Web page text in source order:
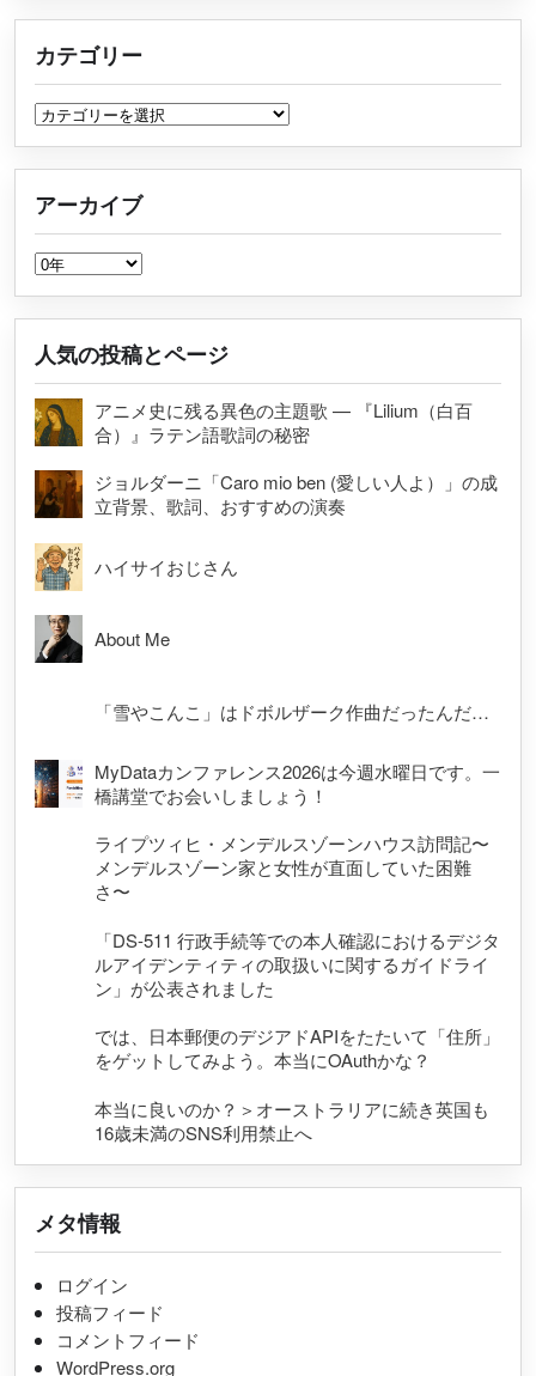
カテゴリー
カテゴリー
アーカイブ
アーカイブ
人気の投稿とページ
アニメ史に残る異色の主題歌 — 『Lilium（白百
合）』ラテン語歌詞の秘密
ジョルダーニ「Caro mio ben (愛しい人よ）」の成
立背景、歌詞、おすすめの演奏
ハイサイおじさん
About Me
「雪やこんこ」はドボルザーク作曲だったんだ…
MyDataカンファレンス2026は今週水曜日です。一
橋講堂でお会いしましょう！
ライプツィヒ・メンデルスゾーンハウス訪問記〜
メンデルスゾーン家と女性が直面していた困難
さ〜
「DS-511 行政手続等での本人確認におけるデジタ
ルアイデンティティの取扱いに関するガイドライ
ン」が公表されました
では、日本郵便のデジアドAPIをたたいて「住所」
をゲットしてみよう。本当にOAuthかな？
本当に良いのか？＞オーストラリアに続き英国も
16歳未満のSNS利用禁止へ
メタ情報
ログイン
投稿フィード
コメントフィード
WordPress.org